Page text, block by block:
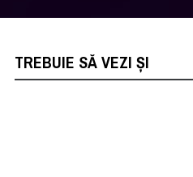
TREBUIE SĂ VEZI ȘI